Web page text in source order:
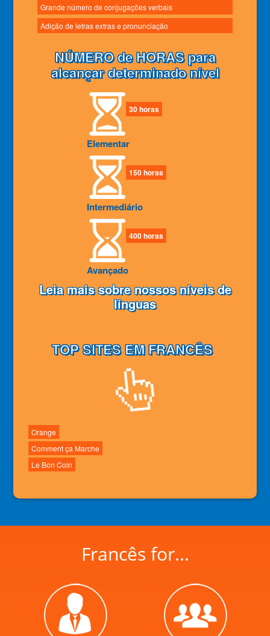
Grande número de conjugações verbais
Adição de letras extras e pronunciação
NÚMERO de HORAS para
alcançar determinado nível
30 horas
Elementar
150 horas
Intermediário
400 horas
Avançado
Leia mais sobre nossos níveis de
línguas
TOP SITES EM FRANCÊS
Orange
Comment ça Marche
Le Bon Coin
Francês for...